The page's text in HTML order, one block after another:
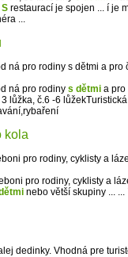
S restaurací je spojen ... í je
...
ná pro rodiny s dětmi a pro
ná pro rodiny s dětmi a pro
lůžka, č.6 -6
kola
pro rodiny, cyklisty a
pro rodiny, cyklisty a
nebo větší skupiny ...
dedinky. Vhodná pre